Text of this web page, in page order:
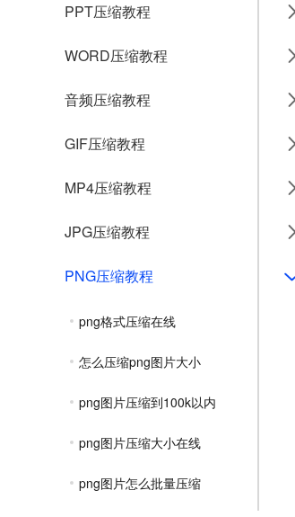
PPT压缩教程
WORD压缩教程
音频压缩教程
GIF压缩教程
MP4压缩教程
JPG压缩教程
PNG压缩教程
png格式压缩在线
怎么压缩png图片大小
png图片压缩到100k以内
png图片压缩大小在线
png图片怎么批量压缩